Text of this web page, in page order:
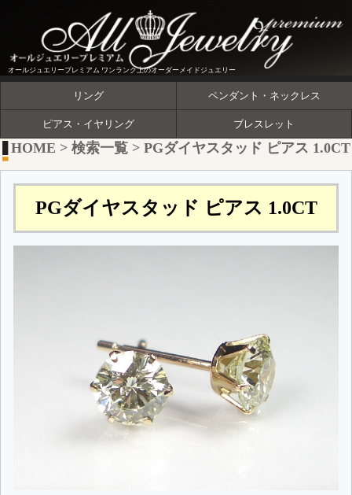
オールジュエリープレミアム ワンランク上のオーダーメイドジュエリー
リング ペンダント・ネックレス
ピアス・イヤリング ブレスレット
HOME > 検索一覧 > PGダイヤスタッド ピアス 1.0CT
PGダイヤスタッド ピアス 1.0CT